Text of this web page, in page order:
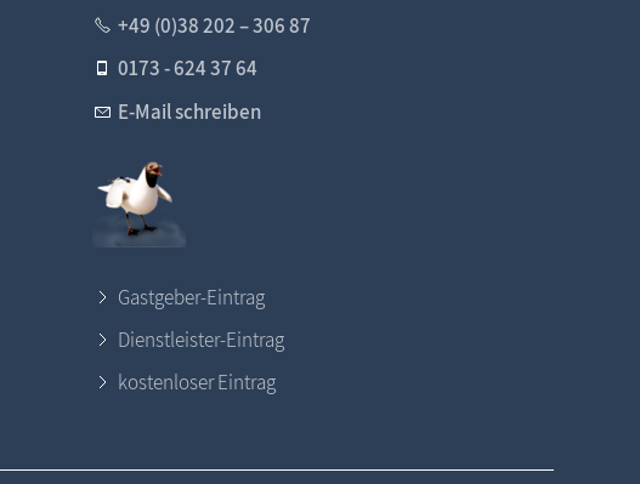
+49 (0)38 202 – 306 87
0173 - 624 37 64
E-Mail schreiben
Gastgeber-Eintrag
Dienstleister-Eintrag
kostenloser Eintrag